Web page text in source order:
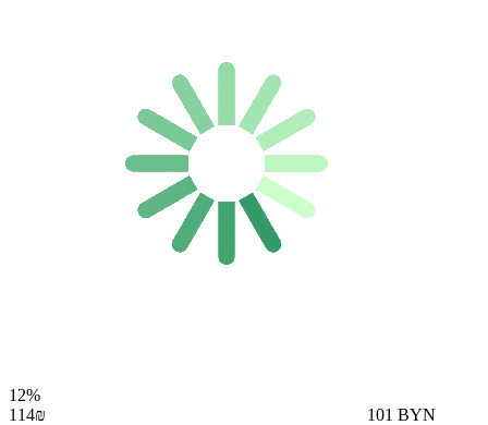
12%
114₪
101 BYN